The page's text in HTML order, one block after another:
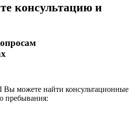
консультацию и
можете найти консультационные
пребывания: